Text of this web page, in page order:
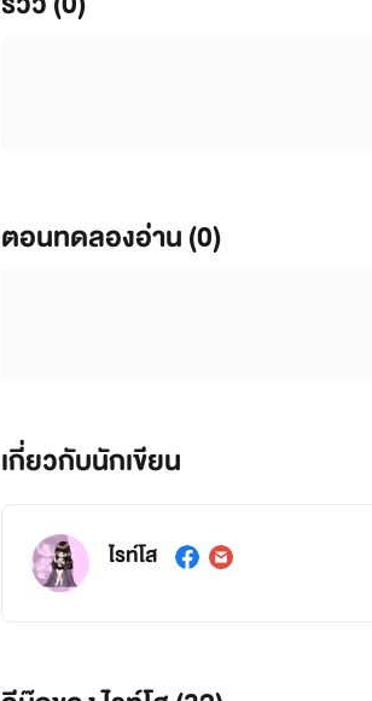
ตอนทดลองอ่าน (0)
เกี่ยวกับนักเขียน
ไรท์โส